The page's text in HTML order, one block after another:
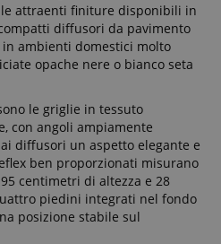
attraenti finiture disponibili in
diffusori da pavimento
ambienti domestici molto
opache nere o bianco seta
le griglie in tessuto
con angoli ampiamente
diffusori un aspetto elegante e
ben proporzionati misurano
centimetri di altezza e 28
piedini integrati nel fondo
posizione stabile sul